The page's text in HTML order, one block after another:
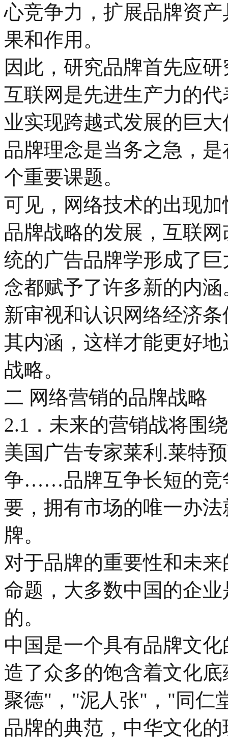
心竞争力，扩展品牌资
果和作用。
因此，研究品牌首先应
互联网是先进生产力的
业实现跨越式发展的巨
品牌理念是当务之急，
个重要课题。
可见，网络技术的出现
品牌战略的发展，互联
统的广告品牌学形成了
念都赋予了许多新的内
新审视和认识网络经济
其内涵，这样才能更好
战略。
二 网络营销的品牌战略
2.1．未来的营销战将围
美国广告专家莱利.莱特
争……品牌互争长短的竞
要，拥有市场的唯一办
牌。
对于品牌的重要性和未
命题，大多数中国的企
的。
中国是一个具有品牌文
造了众多的饱含着文化
聚德"，"泥人张"，"同仁
品牌的典范，中华文化的